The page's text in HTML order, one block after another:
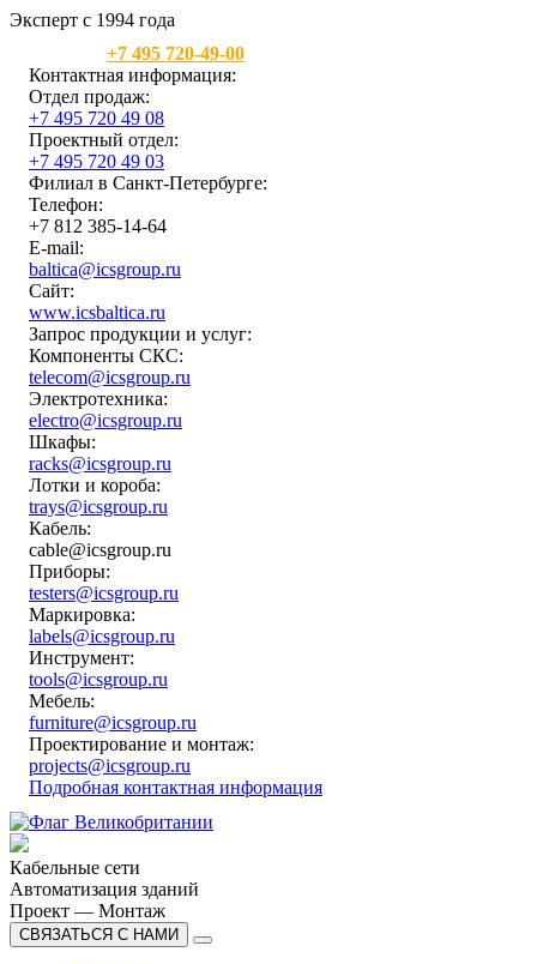
Эксперт с 1994 года
+7 495 720-49-00
Контактная информация:
Отдел продаж:
+7 495 720 49 08
Проектный отдел:
+7 495 720 49 03
Филиал в Санкт-Петербурге:
Телефон:
+7 812 385-14-64
E-mail:
baltica@icsgroup.ru
Сайт:
www.icsbaltica.ru
Запрос продукции и услуг:
Компоненты СКС:
telecom@icsgroup.ru
Электротехника:
electro@icsgroup.ru
Шкафы:
racks@icsgroup.ru
Лотки и короба:
trays@icsgroup.ru
Кабель:
cable@icsgroup.ru
Приборы:
testers@icsgroup.ru
Маркировка:
labels@icsgroup.ru
Инструмент:
tools@icsgroup.ru
Мебель:
furniture@icsgroup.ru
Проектирование и монтаж:
projects@icsgroup.ru
Подробная контактная информация
Кабельные сети
Автоматизация зданий
Проект — Монтаж
СВЯЗАТЬСЯ С НАМИ